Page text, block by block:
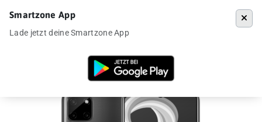
»Realme C21Y für 89€ aus DE
Smartzone App
Lade jetzt deine Smartzone App